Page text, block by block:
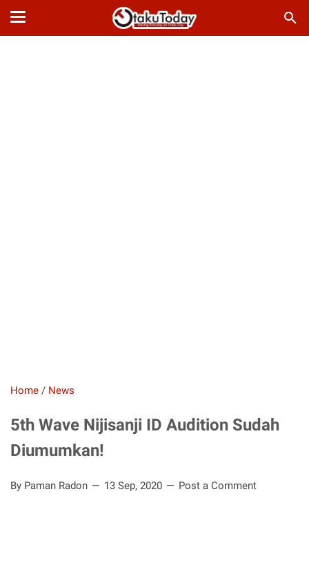
Home / News
5th Wave Nijisanji ID Audition Sudah
Diumumkan!
By Paman Radon 13 Sep, 2020 Post a Comment